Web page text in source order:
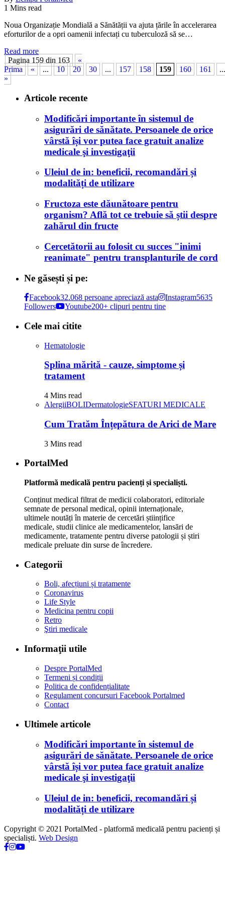
1 Mins read
Noua Organizație Mondială a Sănătății va ajuta țările în accelerarea
eforturilor de a opri oamenii infectați cu tuberculoză să se…
Read more
Pagina 159 din 163
«
Prima
« ... 10 20 30 ... 157 158 159 160 161
...
»
Articole recente
Modificări importante în sistemul de
asigurări de sănătate. Persoanele de orice
vârstă își vor putea face gratuit analize
medicale şi investigaţii
Uleiul de in: beneficii, recomandări și
modalități de utilizare
Fructoza este dăunătoare pentru
organism? Află tot ce trebuie să știi despre
zahărul din fructe
Cercetătorii au folosit cu succes "inimi
reanimate" pentru transplanturile de cord
Ne găsești și pe:
Facebook32.068 persoane apreciază asta Instagram5635
Followers
Youtube200+ clipuri pentru tine
Cele mai citite
Hematologie
Splina mărită - cauze, simptome și
tratament
4 Mins read
AlergiiBOLIDermatologieSFATURI MEDICALE
Cum Tratăm Înțepătura de Arici de Mare
3 Mins read
PortalMed
Platformă medicală pentru pacienți și specialiști.
Conținut medical filtrat de medicii colaboratori, editoriale
semnate de personal medical, opinii internaționale,
ultimele noutăți în materie de cercetări științifice
medicale, studii clinice ale medicamentelor, lansări de
medicamente, tratamente pentru diverse patologii și știri
medicale preluate din surse de încredere.
Categorii
Boli, afecțiuni și tratamente
Coronavirus
Life Style
Medicina pentru copii
Retro
Ştiri medicale
Informaţii utile
Despre PortalMed
Termeni și condiții
Politica de confidențialitate
Regulament concursuri Facebook Portalmed
Contact
Ultimele articole
Modificări importante în sistemul de
asigurări de sănătate. Persoanele de orice
vârstă își vor putea face gratuit analize
medicale şi investigaţii
Uleiul de in: beneficii, recomandări și
modalități de utilizare
Copyright © 2021 PortalMed - platformă medicală pentru pacienți și
specialiști. Web Design